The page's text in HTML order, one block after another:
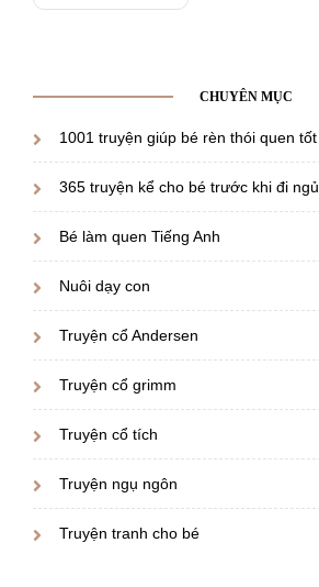
CHUYÊN MỤC
1001 truyện giúp bé rèn thói quen tốt
365 truyện kể cho bé trước khi đi ngủ
Bé làm quen Tiếng Anh
Nuôi dạy con
Truyện cổ Andersen
Truyện cổ grimm
Truyện cổ tích
Truyện ngụ ngôn
Truyện tranh cho bé